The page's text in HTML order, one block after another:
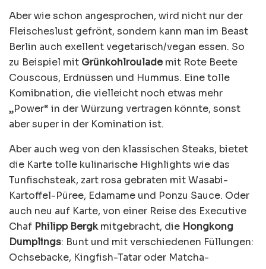
Aber wie schon angesprochen, wird nicht nur der
Fleischeslust gefrönt, sondern kann man im Beast
Berlin auch exellent vegetarisch/vegan essen. So
zu Beispiel mit Grünkohlroulademit Rote Beete
Couscous, Erdnüssen und Hummus. Eine tolle
Komibnation, die vielleicht noch etwas mehr
„Power“ in der Würzung vertragen könnte, sonst
aber super in der Komination ist.
Aber auch weg von den klassischen Steaks, bietet
die Karte tolle kulinarische Highlights wie das
Tunfischsteak, zart rosa gebraten mit Wasabi-
Kartoffel-Püree, Edamame und Ponzu Sauce. Oder
auch neu auf Karte, von einer Reise des Executive
Chaf Philipp Bergkmitgebracht, die Hongkong
Dumplings: Bunt und mit verschiedenen Füllungen:
Ochsebacke, Kingfish-Tatar oder Matcha-